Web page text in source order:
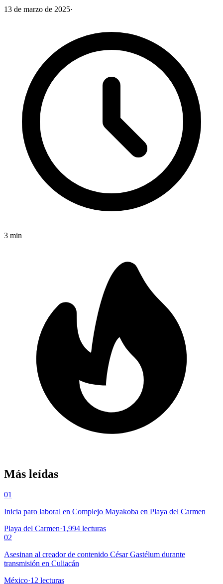
13 de marzo de 2025·
3 min
Más leídas
01
Inicia paro laboral en Complejo Mayakoba en Playa del Carmen
Playa del Carmen·1,994 lecturas
02
Asesinan al creador de contenido César Gastélum durante
transmisión en Culiacán
México·12 lecturas